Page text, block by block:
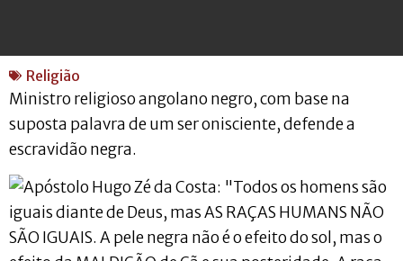
Religião
Ministro religioso angolano negro, com base na
suposta palavra de um ser onisciente, defende a
escravidão negra.